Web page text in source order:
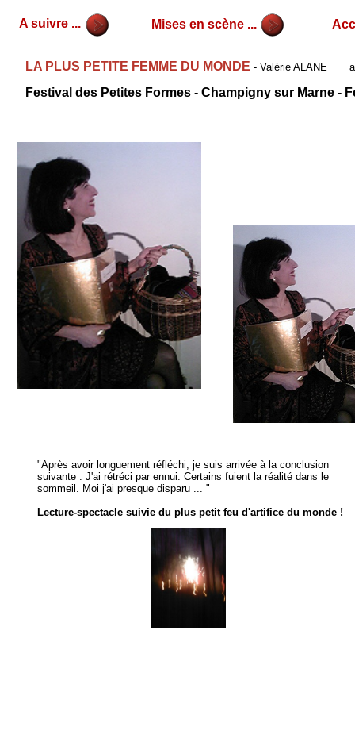
Mises en scène ...
A suivre ...
LA PLUS PETITE FEMME DU MONDE - Valérie ALANE
Festival des Petites Formes - Champigny sur Marne -
"Après avoir longuement réfléchi, je suis arrivée à la conclusion
suivante : J'ai rétréci par ennui. Certains fuient la réalité dans le
sommeil. Moi j'ai presque disparu ... "
Lecture-spectacle suivie du plus petit feu d'artifice du monde !